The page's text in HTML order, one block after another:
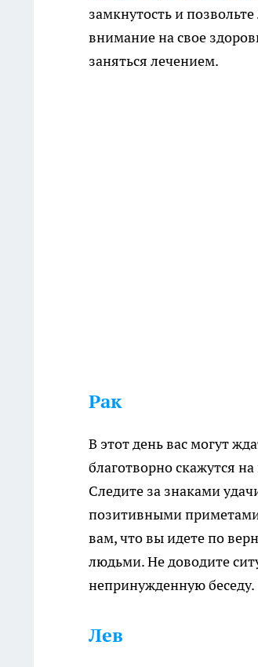
замкнутость и
внимание на свое
заняться лечением.
Рак
В этот день вас могут
благотворно скажутся
Следите за знаками
позитивными
вам, что вы идете по
людьми. Не доводите
непринужденную беседу.
Лев